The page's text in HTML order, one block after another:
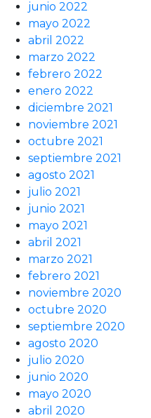
junio 2022
mayo 2022
abril 2022
marzo 2022
febrero 2022
enero 2022
diciembre 2021
noviembre 2021
octubre 2021
septiembre 2021
agosto 2021
julio 2021
junio 2021
mayo 2021
abril 2021
marzo 2021
febrero 2021
noviembre 2020
octubre 2020
septiembre 2020
agosto 2020
julio 2020
junio 2020
mayo 2020
abril 2020